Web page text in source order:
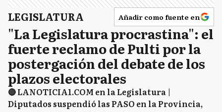
LEGISLATURA Añadir como fuente en
"La Legislatura procrastina": el
fuerte reclamo de Pulti por la
postergación del debate de los
plazos electorales
🔴 LANOTICIA1.COM en la Legislatura |
Diputados suspendió las PASO en la Provincia,